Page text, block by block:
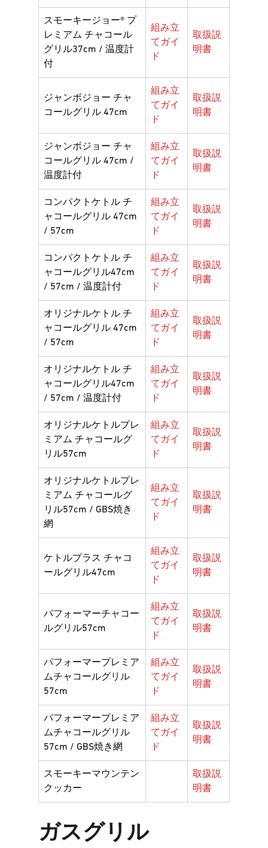
スモーキージョー®️ プ
レミアム チャコール
グリル37cm / 温度計
付
組み立
てガイ
ド
取扱説
明書
ジャンボジョー チャ
コールグリル 47cm
組み立
てガイ
ド
取扱説
明書
ジャンボジョー チャ
コールグリル 47cm /
温度計付
組み立
てガイ
ド
取扱説
明書
コンパクトケトル チ
ャコールグリル 47cm
/ 57cm
組み立
てガイ
ド
取扱説
明書
コンパクトケトル チ
ャコールグリル47cm
/ 57cm / 温度計付
組み立
てガイ
ド
取扱説
明書
オリジナルケトル チ
ャコールグリル 47cm
/ 57cm
組み立
てガイ
ド
取扱説
明書
オリジナルケトル チ
ャコールグリル47cm
/ 57cm / 温度計付
組み立
てガイ
ド
取扱説
明書
オリジナルケトルプレ
ミアム チャコールグ
リル57cm
組み立
てガイ
ド
取扱説
明書
オリジナルケトルプレ
ミアム チャコールグ
リル57cm / GBS焼き
網
組み立
てガイ
ド
取扱説
明書
ケトルプラス チャコ
ールグリル47cm
組み立
てガイ
ド
取扱説
明書
パフォーマーチャコー
ルグリル57cm
組み立
てガイ
ド
取扱説
明書
パフォーマープレミア
ムチャコールグリル
57cm
組み立
てガイ
ド
取扱説
明書
パフォーマープレミア
ムチャコールグリル
57cm / GBS焼き網
組み立
てガイ
ド
取扱説
明書
スモーキーマウンテン
クッカー
取扱説
明書
ガスグリル